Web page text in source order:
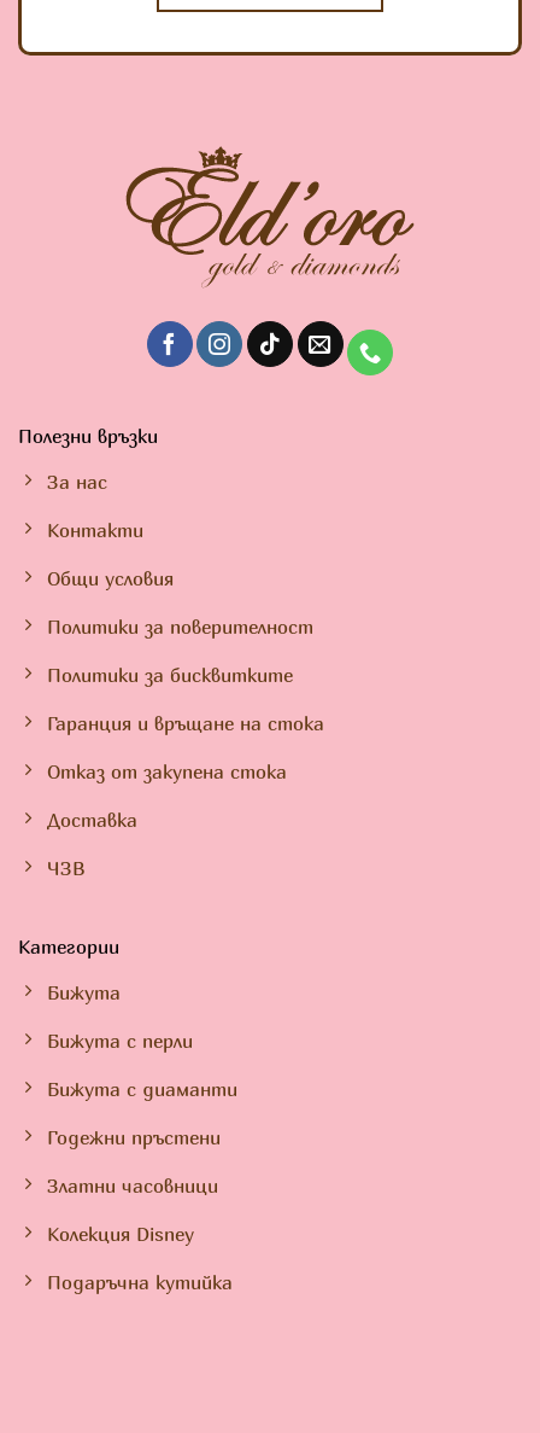
Полезни връзки
За нас
Контакти
Общи условия
Политики за поверителност
Политики за бисквитките
Гаранция и връщане на стока
Отказ от закупена стока
Доставка
ЧЗВ
Категории
Бижута
Бижута с перли
Бижута с диаманти
Годежни пръстени
Златни часовници
Колекция Disney
Подаръчна кутийка